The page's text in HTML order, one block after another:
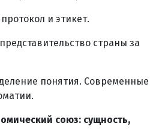
и этикет.
страны за
понятия. Современные
союз: сущность,